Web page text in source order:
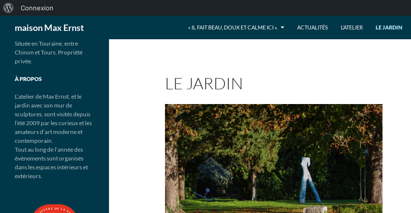
propos
WordPress
Connexion
Aller
maison Max Ernst « IL FAIT BEAU, DOUX ET CALME ICI ». ACTUALITÉS L’ATELIER LE JARDIN
LE JARDIN
Située en Touraine, entre
Chinon et Tours. Propriété
privée.
À PROPOS
L’atelier de Max Ernst, et le
jardin avec son mur de
sculptures, sont visités depuis
l’été 2009 par les curieux et les
amateurs d’art moderne et
contemporain.
Tout au long de l'année des
événements sont organisés
dans les espaces intérieurs et
extérieurs.